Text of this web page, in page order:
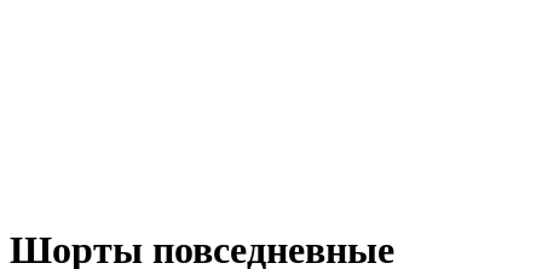
Шорты повседневные